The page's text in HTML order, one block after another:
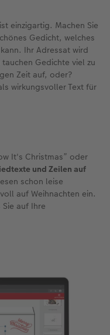
ist einzigartig. Machen Sie
Gedicht, welches
Ihr Adressat wird
Gedichte viel zu
Zeit auf, oder?
wirkungsvoller Text für
It's Christmas” oder
und Zeilen auf
schon leise
auf Weihnachten ein.
auf Ihre